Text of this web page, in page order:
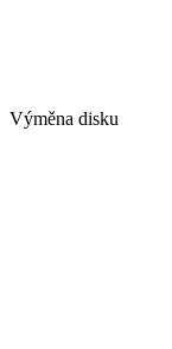
Výměna disku